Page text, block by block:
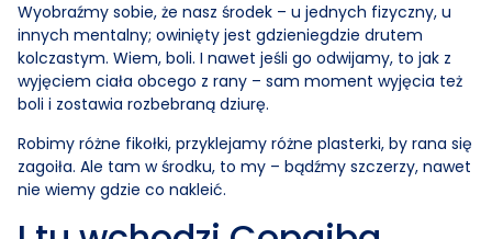
Wyobraźmy sobie, że nasz środek – u jednych fizyczny, u
innych mentalny; owinięty jest gdzieniegdzie drutem
kolczastym. Wiem, boli. I nawet jeśli go odwijamy, to jak z
wyjęciem ciała obcego z rany – sam moment wyjęcia też
boli i zostawia rozbebraną dziurę.
Robimy różne fikołki, przyklejamy różne plasterki, by rana się
zagoiła. Ale tam w środku, to my – bądźmy szczerzy, nawet
nie wiemy gdzie co nakleić.